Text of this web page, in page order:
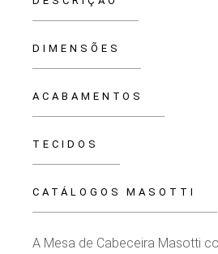
DIMENSÕES
ACABAMENTOS
TECIDOS
CATÁLOGOS MASOTTI
A Mesa de Cabeceira Masotti